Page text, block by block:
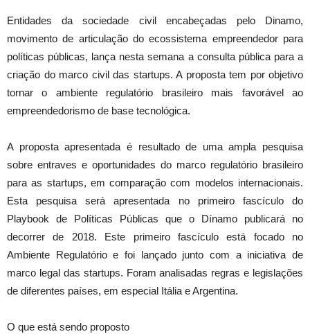
Entidades da sociedade civil encabeçadas pelo Dinamo,
movimento de articulação do ecossistema empreendedor para
políticas públicas, lança nesta semana a consulta pública para a
criação do marco civil das startups. A proposta tem por objetivo
tornar o ambiente regulatório brasileiro mais favorável ao
empreendedorismo de base tecnológica.
A proposta apresentada é resultado de uma ampla pesquisa
sobre entraves e oportunidades do marco regulatório brasileiro
para as startups, em comparação com modelos internacionais.
Esta pesquisa será apresentada no primeiro fascículo do
Playbook de Políticas Públicas que o Dínamo publicará no
decorrer de 2018. Este primeiro fascículo está focado no
Ambiente Regulatório e foi lançado junto com a iniciativa de
marco legal das startups. Foram analisadas regras e legislações
de diferentes países, em especial Itália e Argentina.
O que está sendo proposto